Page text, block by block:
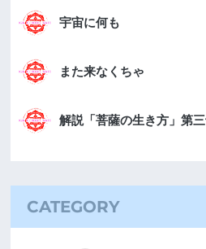
宇宙に何も
また来なくちゃ
解説「菩薩の生き方」第三
CATEGORY